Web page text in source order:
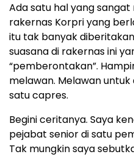
Ada satu hal yang
rakernas Korpri yang
itu tak banyak
suasana di rakernas ini
“pemberontakan”.
melawan. Melawan
satu capres.
Begini ceritanya. Saya
pejabat senior di satu
Tak mungkin saya